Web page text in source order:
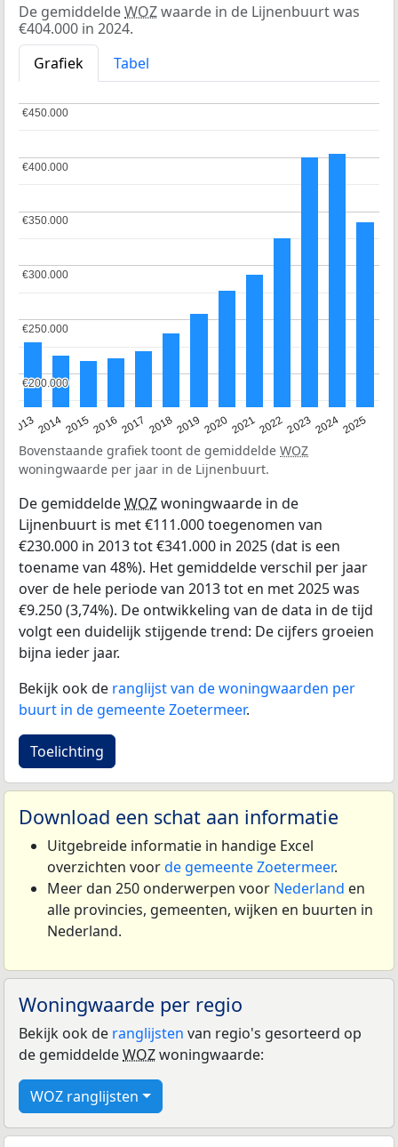
De gemiddeldeWOZwaarde in de Lijnenbuurt was
€404.000 in 2024.
Grafiek
Tabel
20132014201520162017 20182019 202020212022202320242025
€200.000
€200.000
€250.000
€250.000
€300.000
€300.000
€350.000
€350.000
€400.000
€400.000
€450.000
€450.000
Bovenstaande grafiek toont de gemiddelde WOZ
woningwaarde per jaar in de Lijnenbuurt.
De gemiddeldeWOZwoningwaarde in de
Lijnenbuurt is met €111.000 toegenomen van
€230.000 in 2013 tot €341.000 in 2025 (dat is een
toename van 48%). Het gemiddelde verschil per jaar
over de hele periode van 2013 tot en met 2025 was
€9.250 (3,74%). De ontwikkeling van de data in de tijd
volgt een duidelijk stijgende trend: De cijfers groeien
bijna ieder jaar.
Bekijk ook de ranglijst van de woningwaarden per
buurt in de gemeente Zoetermeer.
Toelichting
Download een schat aan informatie
Uitgebreide informatie in handige Excel
overzichten voorde gemeente Zoetermeer.
Meer dan 250 onderwerpen voor Nederland en
alle provincies, gemeenten, wijken en buurten in
Nederland.
Woningwaarde per regio
Bekijk ook de ranglijsten van regio's gesorteerd op
de gemiddeldeWOZwoningwaarde:
WOZ ranglijsten